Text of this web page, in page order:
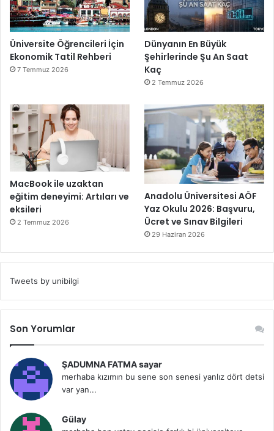
Üniversite Öğrencileri İçin
Ekonomik Tatil Rehberi
7 Temmuz 2026
Dünyanın En Büyük
Şehirlerinde Şu An Saat
Kaç
2 Temmuz 2026
MacBook ile uzaktan
eğitim deneyimi: Artıları ve
eksileri
2 Temmuz 2026
Anadolu Üniversitesi AÖF
Yaz Okulu 2026: Başvuru,
Ücret ve Sınav Bilgileri
29 Haziran 2026
Tweets by unibilgi
Son Yorumlar
ŞADUMNA FATMA sayar
merhaba kızımın bu sene son senesi yanlız dört detsi
var yan...
Gülay